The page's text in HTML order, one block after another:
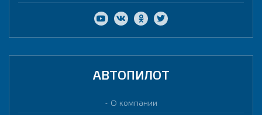
АВТОПИЛОТ
О компании